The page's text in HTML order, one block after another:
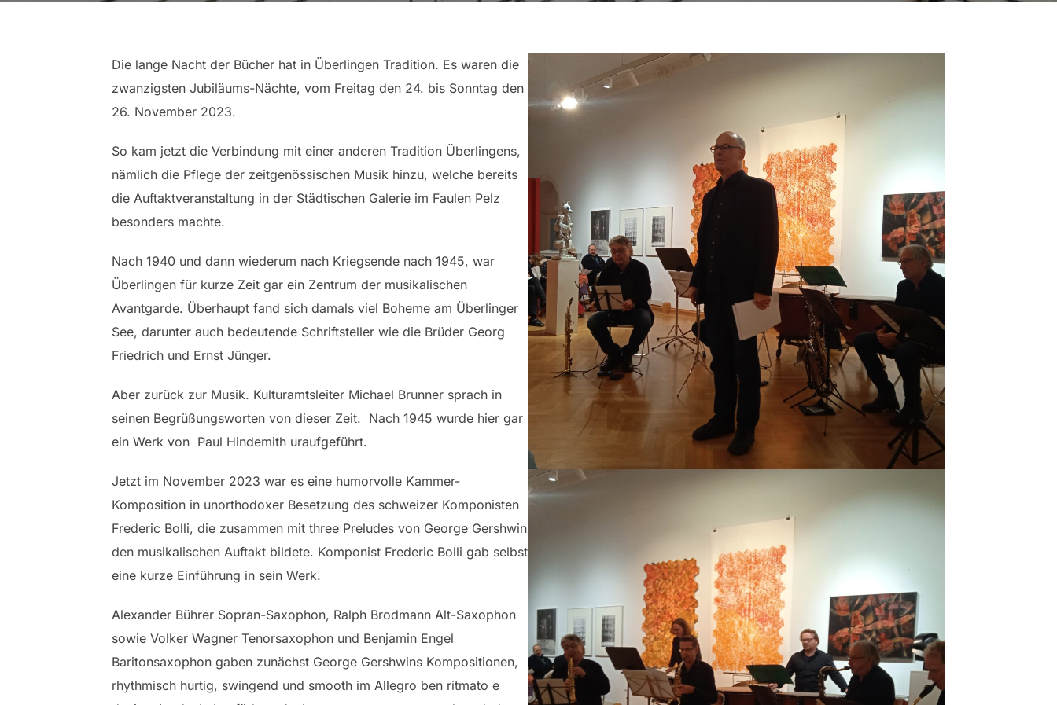
Die lange Nacht der Bücher hat in Überlingen Tradition. Es waren die
zwanzigsten Jubiläums-Nächte, vom Freitag den 24. bis Sonntag den
26. November 2023.
So kam jetzt die Verbindung mit einer anderen Tradition Überlingens,
nämlich die Pflege der zeitgenössischen Musik hinzu, welche bereits
die Auftaktveranstaltung in der Städtischen Galerie im Faulen Pelz
besonders machte.
Nach 1940 und dann wiederum nach Kriegsende nach 1945, war
Überlingen für kurze Zeit gar ein Zentrum der musikalischen
Avantgarde. Überhaupt fand sich damals viel Boheme am Überlinger
See, darunter auch bedeutende Schriftsteller wie die Brüder Georg
Friedrich und Ernst Jünger.
Aber zurück zur Musik. Kulturamtsleiter Michael Brunner sprach in
seinen Begrüßungsworten von dieser Zeit. Nach 1945 wurde hier gar
ein Werk von Paul Hindemith uraufgeführt.
Jetzt im November 2023 war es eine humorvolle Kammer-
Komposition in unorthodoxer Besetzung des schweizer Komponisten
Frederic Bolli, die zusammen mit three Preludes von George Gershwin
den musikalischen Auftakt bildete. Komponist Frederic Bolli gab selbst
eine kurze Einführung in sein Werk.
Alexander Bührer Sopran-Saxophon, Ralph Brodmann Alt-Saxophon
sowie Volker Wagner Tenorsaxophon und Benjamin Engel
Baritonsaxophon gaben zunächst George Gershwins Kompositionen,
rhythmisch hurtig, swingend und smooth im Allegro ben ritmato e